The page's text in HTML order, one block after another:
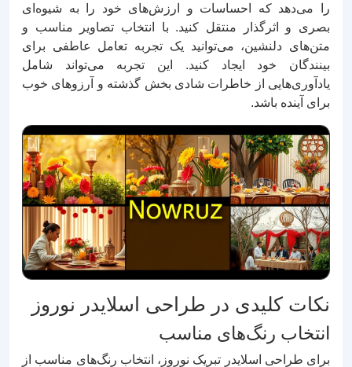
را می‌دهد که احساسات و ارزش‌های خود را به شیوه‌ای
بصری و اثرگذار منتقل کنید. با انتخاب تصاویر مناسب و
متن‌های دلنشین، می‌توانید یک تجربه تعامل عاطفی برای
بینندگان خود ایجاد کنید. این تجربه می‌تواند شامل
یادآوری‌هایی از خاطرات شادی بخش گذشته و آرزوهای خوب
برای آینده باشد.
نکات کلیدی در طراحی اسلایدر نوروز
انتخاب رنگ‌های مناسب
برای طراحی اسلایدر تبریک نوروز، انتخاب رنگ‌های مناسب از